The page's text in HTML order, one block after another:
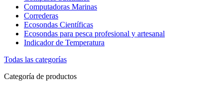
Computadoras Marinas
Correderas
Ecosondas Científicas
Ecosondas para pesca profesional y artesanal
Indicador de Temperatura
Todas las categorías
Categoría de productos